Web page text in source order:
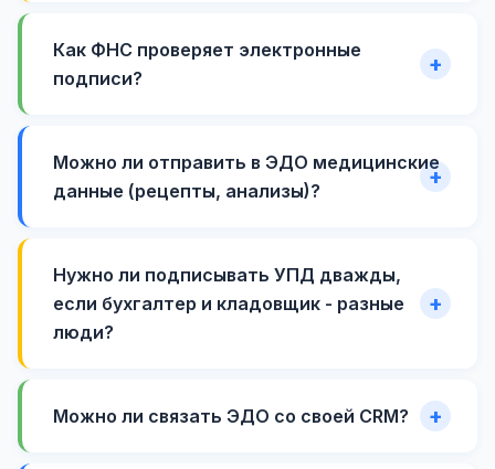
Как ФНС проверяет электронные
подписи?
Можно ли отправить в ЭДО медицинские
данные (рецепты, анализы)?
Нужно ли подписывать УПД дважды,
если бухгалтер и кладовщик - разные
люди?
Можно ли связать ЭДО со своей CRM?